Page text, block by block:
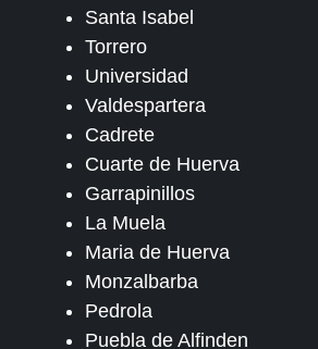
Santa Isabel
Torrero
Universidad
Valdespartera
Cadrete
Cuarte de Huerva
Garrapinillos
La Muela
Maria de Huerva
Monzalbarba
Pedrola
Puebla de Alfinden